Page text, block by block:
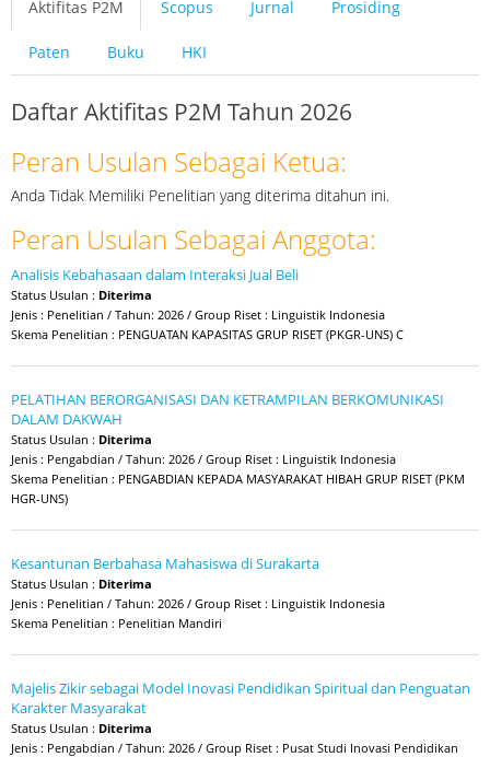
Aktifitas P2M Scopus Jurnal Prosiding
Paten Buku HKI
Daftar Aktifitas P2M Tahun 2026
Peran Usulan Sebagai Ketua:
Anda Tidak Memiliki Penelitian yang diterima ditahun ini.
Peran Usulan Sebagai Anggota:
Analisis Kebahasaan dalam Interaksi Jual Beli
Status Usulan : Diterima
Jenis : Penelitian / Tahun: 2026 / Group Riset : Linguistik Indonesia
Skema Penelitian : PENGUATAN KAPASITAS GRUP RISET (PKGR-UNS) C
PELATIHAN BERORGANISASI DAN KETRAMPILAN BERKOMUNIKASI
DALAM DAKWAH
Status Usulan : Diterima
Jenis : Pengabdian / Tahun: 2026 / Group Riset : Linguistik Indonesia
Skema Penelitian : PENGABDIAN KEPADA MASYARAKAT HIBAH GRUP RISET (PKM
HGR-UNS)
Kesantunan Berbahasa Mahasiswa di Surakarta
Status Usulan : Diterima
Jenis : Penelitian / Tahun: 2026 / Group Riset : Linguistik Indonesia
Skema Penelitian : Penelitian Mandiri
Majelis Zikir sebagai Model Inovasi Pendidikan Spiritual dan Penguatan
Karakter Masyarakat
Status Usulan : Diterima
Jenis : Pengabdian / Tahun: 2026 / Group Riset : Pusat Studi Inovasi Pendidikan